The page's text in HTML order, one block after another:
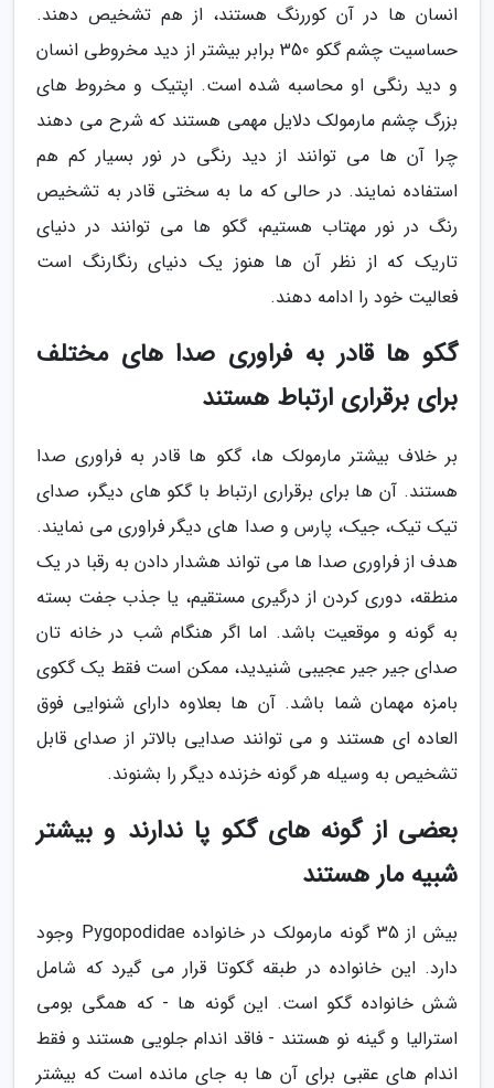
انسان ها در آن کوررنگ هستند، از هم تشخیص دهند.
حساسیت چشم گکو 350 برابر بیشتر از دید مخروطی انسان
و دید رنگی او محاسبه شده است. اپتیک و مخروط های
بزرگ چشم مارمولک دلایل مهمی هستند که شرح می دهند
چرا آن ها می توانند از دید رنگی در نور بسیار کم هم
استفاده نمایند. در حالی که ما به سختی قادر به تشخیص
رنگ در نور مهتاب هستیم، گکو ها می توانند در دنیای
تاریک که از نظر آن ها هنوز یک دنیای رنگارنگ است
فعالیت خود را ادامه دهند.
گکو ها قادر به فراوری صدا های مختلف
برای برقراری ارتباط هستند
بر خلاف بیشتر مارمولک ها، گکو ها قادر به فراوری صدا
هستند. آن ها برای برقراری ارتباط با گکو های دیگر، صدای
تیک تیک، جیک، پارس و صدا های دیگر فراوری می نمایند.
هدف از فراوری صدا ها می تواند هشدار دادن به رقبا در یک
منطقه، دوری کردن از درگیری مستقیم، یا جذب جفت بسته
به گونه و موقعیت باشد. اما اگر هنگام شب در خانه تان
صدای جیر جیر عجیبی شنیدید، ممکن است فقط یک گکوی
بامزه مهمان شما باشد. آن ها بعلاوه دارای شنوایی فوق
العاده ای هستند و می توانند صدایی بالاتر از صدای قابل
تشخیص به وسیله هر گونه خزنده دیگر را بشنوند.
بعضی از گونه های گکو پا ندارند و بیشتر
شبیه مار هستند
بیش از 35 گونه مارمولک در خانواده Pygopodidae وجود
دارد. این خانواده در طبقه گکوتا قرار می گیرد که شامل
شش خانواده گکو است. این گونه ها - که همگی بومی
استرالیا و گینه نو هستند - فاقد اندام جلویی هستند و فقط
اندام های عقبی برای آن ها به جای مانده است که بیشتر